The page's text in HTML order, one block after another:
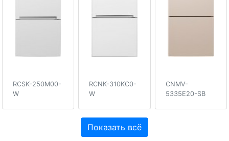
RCSK-250M00-
W
RCNK-310KC0-
W
CNMV-
5335E20-SB
Показать всё